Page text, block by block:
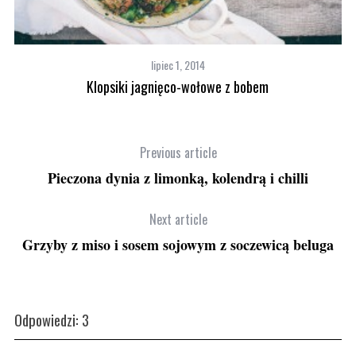
lipiec 1, 2014
Klopsiki jagnięco-wołowe z bobem
Previous article
Pieczona dynia z limonką, kolendrą i chilli
Next article
Grzyby z miso i sosem sojowym z soczewicą beluga
Odpowiedzi: 3